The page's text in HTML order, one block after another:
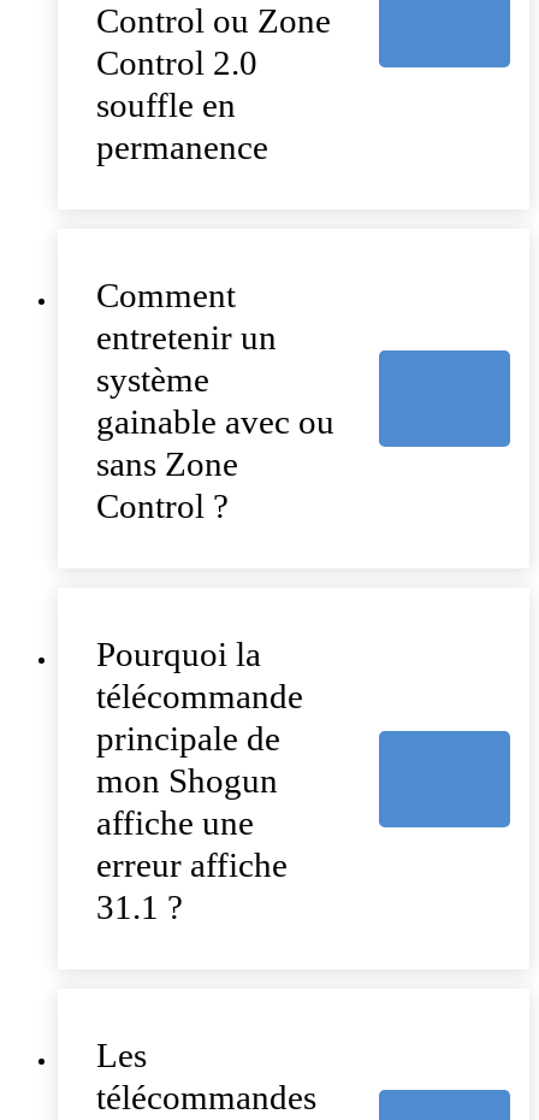
Control ou Zone
Control 2.0
souffle en
permanence
Comment
entretenir un
système
gainable avec ou
sans Zone
Control ?
Pourquoi la
télécommande
principale de
mon Shogun
affiche une
erreur affiche
31.1 ?
Les
télécommandes